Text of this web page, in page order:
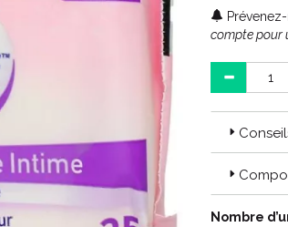
compte pour
Nombre